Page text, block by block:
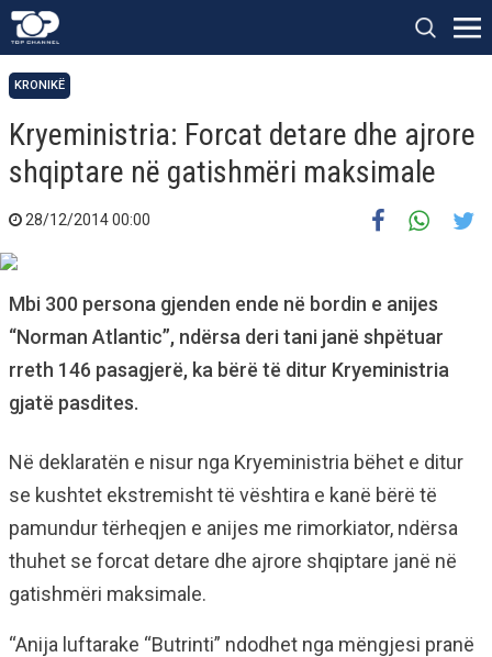
KRONIKË
Kryeministria: Forcat detare dhe ajrore
shqiptare në gatishmëri maksimale
28/12/2014 00:00
Mbi 300 persona gjenden ende në bordin e anijes
“Norman Atlantic”, ndërsa deri tani janë shpëtuar
rreth 146 pasagjerë, ka bërë të ditur Kryeministria
gjatë pasdites.
Në deklaratën e nisur nga Kryeministria bëhet e ditur
se kushtet ekstremisht të vështira e kanë bërë të
pamundur tërheqjen e anijes me rimorkiator, ndërsa
thuhet se forcat detare dhe ajrore shqiptare janë në
gatishmëri maksimale.
“Anija luftarake “Butrinti” ndodhet nga mëngjesi pranë